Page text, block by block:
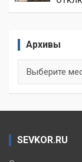
Архивы
SEVKOR.RU